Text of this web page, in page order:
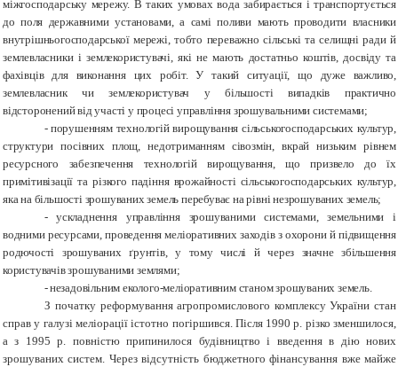
міжгосподарську мережу. В таких умовах вода забирається і транспортується
до поля державними установами, а самі поливи мають проводити власники
внутрішньогосподарської мережі, тобто переважно сільські та селищні ради й
землевласники і землекористувачі, які не мають достатньо коштів, досвіду та
фахівців для виконання цих робіт. У такий ситуації, що дуже важливо,
землевласник чи землекористувач у більшості випадків практично
відсторонений від участі у процесі управління зрошувальними системами;
- порушенням технологій вирощування сільськогосподарських культур,
структури посівних площ, недотриманням сівозмін, вкрай низьким рівнем
ресурсного забезпечення технологій вирощування, що призвело до їх
примітивізації та різкого падіння врожайності сільськогосподарських культур,
яка на більшості зрошуваних земель перебуває на рівні незрошуваних земель;
- ускладнення управління зрошуваними системами, земельними і
водними ресурсами, проведення меліоративних заходів з охорони й підвищення
родючості зрошуваних ґрунтів, у тому числі й через значне збільшення
користувачів зрошуваними землями;
-незадовільним еколого-меліоративним станом зрошуваних земель.
З початку реформування агропромислового комплексу України стан
справ у галузі меліорації істотно погіршився. Після 1990 р. різко зменшилося,
а з 1995 р. повністю припинилося будівництво і введення в дію нових
зрошуваних систем. Через відсутність бюджетного фінансування вже майже